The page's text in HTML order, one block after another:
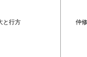
と行方 仲